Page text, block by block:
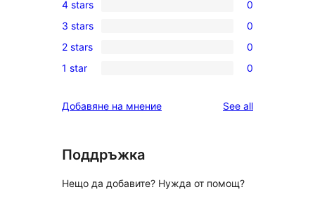
5-
star
review
0
4-
star
reviews
4 stars 0
0
3-
star
3 stars 0
0
2-
reviews
2 stars 0
0
star
1 star 0
Добавяне на мнение See allreviews
Поддръжка
Нещо да добавите? Нужда от помощ?